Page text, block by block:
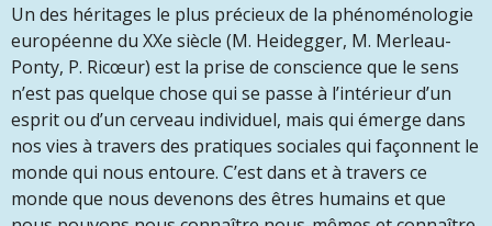
Un des héritages le plus précieux de la phénoménologie
européenne du XXe siècle (M. Heidegger, M. Merleau-
Ponty, P. Ricœur) est la prise de conscience que le sens
n’est pas quelque chose qui se passe à l’intérieur d’un
esprit ou d’un cerveau individuel, mais qui émerge dans
nos vies à travers des pratiques sociales qui façonnent le
monde qui nous entoure. C’est dans et à travers ce
monde que nous devenons des êtres humains et que